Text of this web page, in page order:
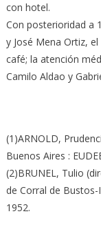
con hotel.
Con posterioridad a
y José Mena Ortiz,
café; la atención
Camilo Aldao y
(1)ARNOLD,
Buenos Aires :
(2)BRUNEL, Tulio
de Corral de
1952.